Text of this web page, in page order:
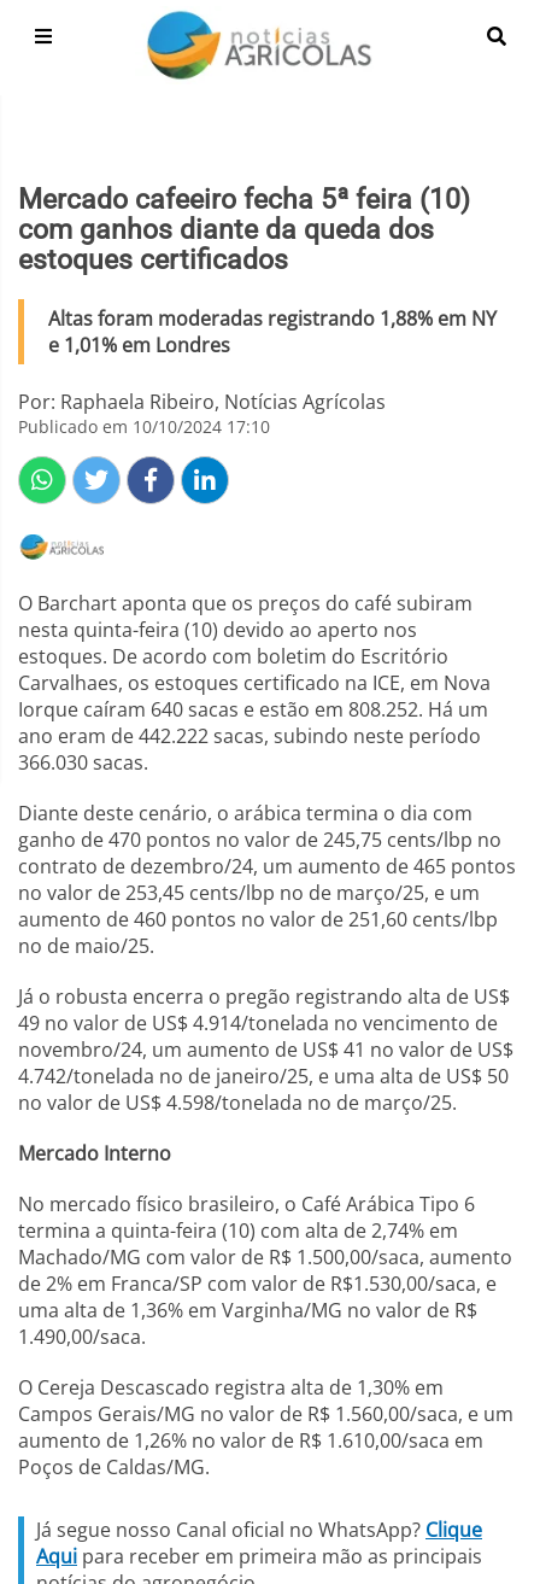
Mercado cafeeiro fecha 5ª feira (10)
com ganhos diante da queda dos
estoques certificados
Altas foram moderadas registrando 1,88% em NY
e 1,01% em Londres
Por: Raphaela Ribeiro, Notícias Agrícolas
Publicado em 10/10/2024 17:10
O Barchart aponta que os preços do café subiram
nesta quinta-feira (10) devido ao aperto nos
estoques. De acordo com boletim do Escritório
Carvalhaes, os estoques certificado na ICE, em Nova
Iorque caíram 640 sacas e estão em 808.252. Há um
ano eram de 442.222 sacas, subindo neste período
366.030 sacas.
Diante deste cenário, o arábica termina o dia com
ganho de 470 pontos no valor de 245,75 cents/lbp no
contrato de dezembro/24, um aumento de 465 pontos
no valor de 253,45 cents/lbp no de março/25, e um
aumento de 460 pontos no valor de 251,60 cents/lbp
no de maio/25.
Já o robusta encerra o pregão registrando alta de US$
49 no valor de US$ 4.914/tonelada no vencimento de
novembro/24, um aumento de US$ 41 no valor de US$
4.742/tonelada no de janeiro/25, e uma alta de US$ 50
no valor de US$ 4.598/tonelada no de março/25.
Mercado Interno
No mercado físico brasileiro, o Café Arábica Tipo 6
termina a quinta-feira (10) com alta de 2,74% em
Machado/MG com valor de R$ 1.500,00/saca, aumento
de 2% em Franca/SP com valor de R$1.530,00/saca, e
uma alta de 1,36% em Varginha/MG no valor de R$
1.490,00/saca.
O Cereja Descascado registra alta de 1,30% em
Campos Gerais/MG no valor de R$ 1.560,00/saca, e um
aumento de 1,26% no valor de R$ 1.610,00/saca em
Poços de Caldas/MG.
Já segue nosso Canal oficial no WhatsApp? Clique
Aqui para receber em primeira mão as principais